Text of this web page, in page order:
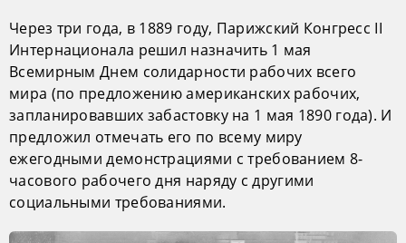
Через три года, в 1889 году, Парижский Конгресс II
Интернационала решил назначить 1 мая
Всемирным Днем солидарности рабочих всего
мира (по предложению американских рабочих,
запланировавших забастовку на 1 мая 1890 года). И
предложил отмечать его по всему миру
ежегодными демонстрациями с требованием 8-
часового рабочего дня наряду с другими
социальными требованиями.